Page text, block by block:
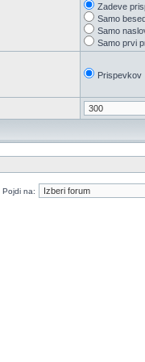
Zadeve
Samo
Samo
Samo prvi
Prispevkov
Pojdi na: